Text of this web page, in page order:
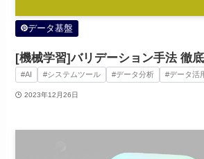
データ基盤
[機械学習]バリデーション手法 徹
#AI #システムツール #データ分析 #データ活
2023年12月26日